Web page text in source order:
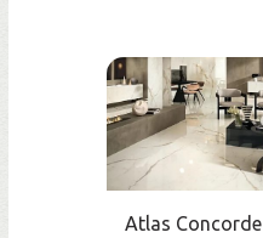
Atlas Concorde